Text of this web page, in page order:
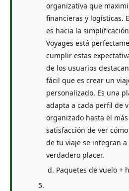
organizativa que
financieras y logísticas.
es hacia la
Voyages está
cumplir estas
de los usuarios
fácil que es crear un
personalizado. Es una
adapta a cada perfil de
organizado hasta el
satisfacción de ver
de tu viaje se integran
verdadero placer.
Paquetes de vuelo +